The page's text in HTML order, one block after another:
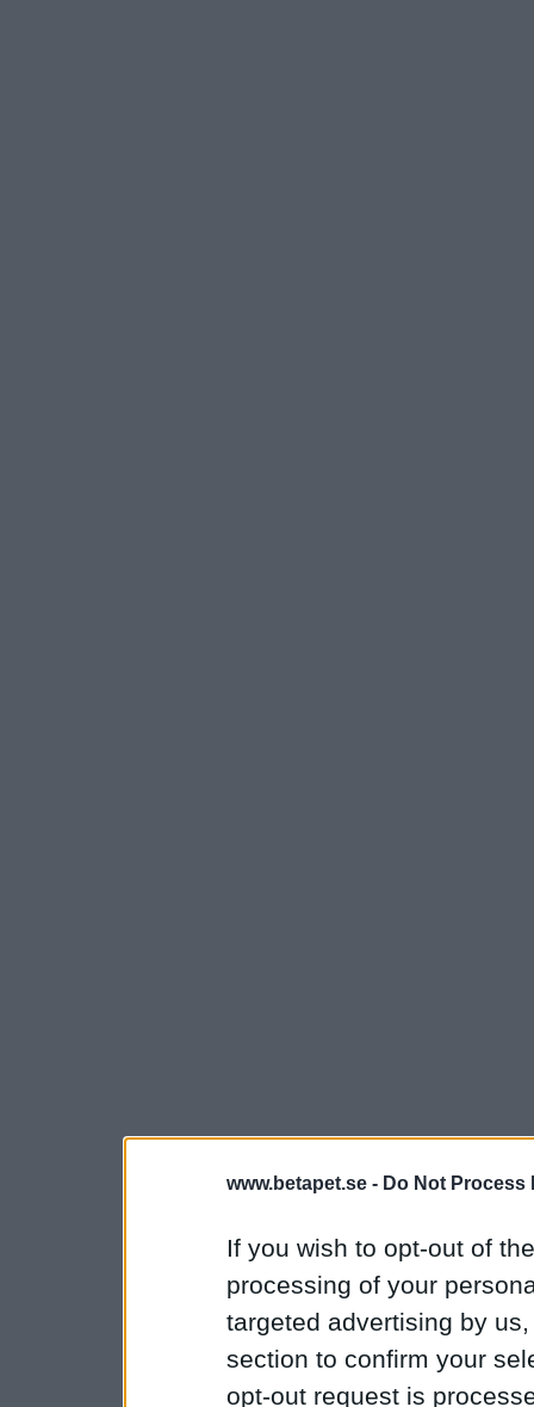
www.betapet.se - Do Not Process
If you wish to opt-out of
processing of your
targeted advertising by
section to confirm your
opt-out request is